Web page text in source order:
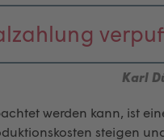
Karl
werden kann, ist
steigen